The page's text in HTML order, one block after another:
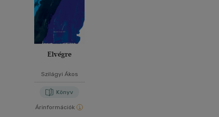
Elvégre
Szilágyi Ákos
Könyv
Árinformációk